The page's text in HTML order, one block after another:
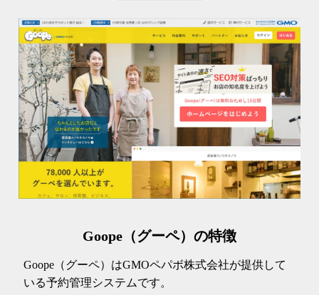
Goope（グーペ）の特徴
Goope（グーペ）はGMOペパボ株式会社が提供して
いる予約管理システムです。